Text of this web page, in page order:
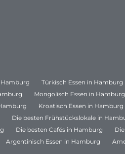
Hamburg
Türkisch Essen in Hamburg
Mongolisch Essen in Hamburg
Kroatisch Essen in Hamburg
Die besten Frühstückslokale in
Die besten Cafés in Hamburg
Argentinisch Essen in Hamburg